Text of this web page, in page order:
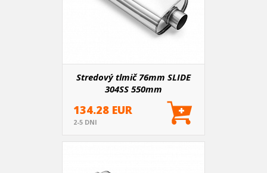
Stredový tlmič 76mm SLIDE
304SS 550mm
134.28 EUR
2-5 DNI